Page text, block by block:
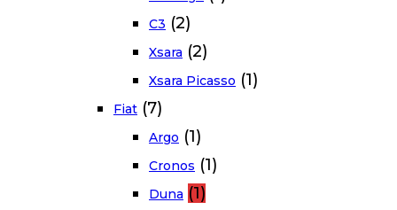
C3 (2)
Xsara (2)
Xsara Picasso (1)
Fiat (7)
Argo (1)
Cronos (1)
Duna (1)